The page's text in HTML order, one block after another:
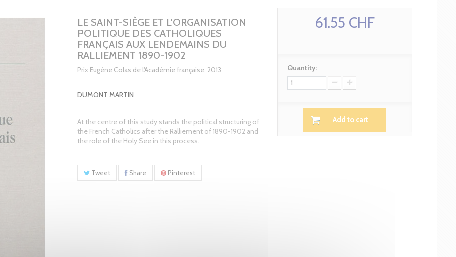
LE SAINT-SIÈGE ET L'ORGANISATION
POLITIQUE DES CATHOLIQUES
FRANÇAIS AUX LENDEMAINS DU
RALLIEMENT 1890-1902
Prix Eugène Colas de l'Académie française, 2013
DUMONT MARTIN
At the centre of this study stands the political structuring of
the French Catholics after the Ralliement of 1890-1902 and
the role of the Holy See in this process.
Tweet Share Pinterest
61.55 CHF
Quantity:
Add to cart